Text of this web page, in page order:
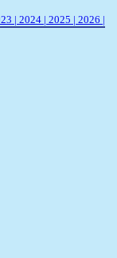
| 2024 | 2025 | 2026 |